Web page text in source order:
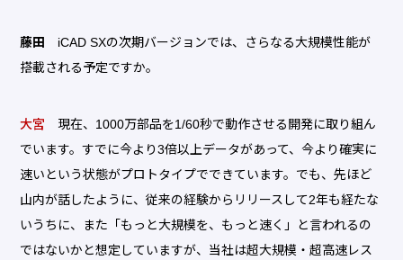
藤田 iCAD SXの次期バージョンでは、さらなる大規模性能が
搭載される予定ですか。
大宮 現在、1000万部品を1/60秒で動作させる開発に取り組ん
でいます。すでに今より3倍以上データがあって、今より確実に
速いという状態がプロトタイプでできています。でも、先ほど
山内が話したように、従来の経験からリリースして2年も経たな
いうちに、また「もっと大規模を、もっと速く」と言われるの
ではないかと想定していますが、当社は超大規模・超高速レス